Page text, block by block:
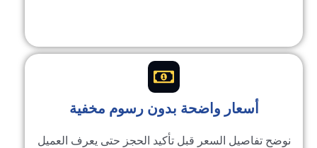
أسعار واضحة بدون رسوم مخفية
تفاصيل السعر قبل تأكيد الحجز حتى يعرف العميل